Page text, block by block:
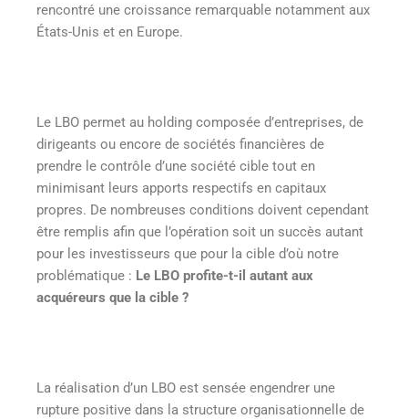
rencontré une croissance remarquable notamment aux
États-Unis et en Europe.
Le LBO permet au holding composée d’entreprises, de
dirigeants ou encore de sociétés financières de
prendre le contrôle d’une société cible tout en
minimisant leurs apports respectifs en capitaux
propres. De nombreuses conditions doivent cependant
être remplis afin que l’opération soit un succès autant
pour les investisseurs que pour la cible d’où notre
problématique : Le LBO profite-t-il autant aux
acquéreurs que la cible ?
La réalisation d’un LBO est sensée engendrer une
rupture positive dans la structure organisationnelle de